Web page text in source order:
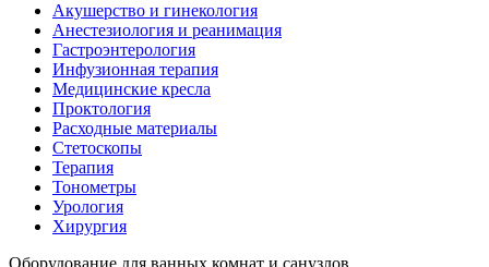
Акушерство и гинекология
Анестезиология и реанимация
Гастроэнтерология
Инфузионная терапия
Медицинские кресла
Проктология
Расходные материалы
Стетоскопы
Терапия
Тонометры
Урология
Хирургия
Оборудование для ванных комнат и санузлов